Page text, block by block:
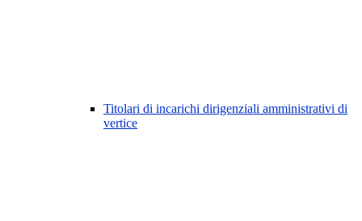
Titolari di incarichi dirigenziali amministrativi di
vertice